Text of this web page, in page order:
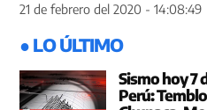
21 de febrero del 2020 - 14:08:49
● LO ÚLTIMO
Sismo hoy 7
Perú: